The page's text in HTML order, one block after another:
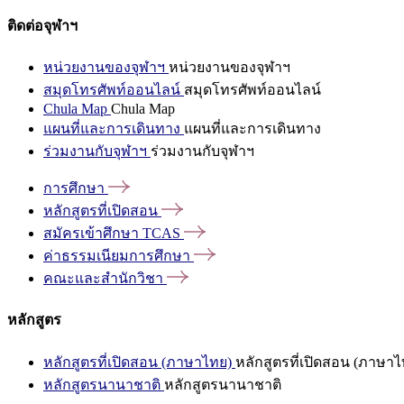
ติดต่อจุฬาฯ
หน่วยงานของจุฬาฯ หน่วยงานของจุฬาฯ
สมุดโทรศัพท์ออนไลน์ สมุดโทรศัพท์ออนไลน์
Chula Map Chula Map
แผนที่และการเดินทาง แผนที่และการเดินทาง
ร่วมงานกับจุฬาฯ ร่วมงานกับจุฬาฯ
การศึกษา
หลักสูตรที่เปิดสอน
สมัครเข้าศึกษา TCAS
ค่าธรรมเนียมการศึกษา
คณะและสำนักวิชา
หลักสูตร
หลักสูตรที่เปิดสอน (ภาษาไทย) หลักสูตรที่เปิดสอน (ภาษาไ
หลักสูตรนานาชาติ หลักสูตรนานาชาติ